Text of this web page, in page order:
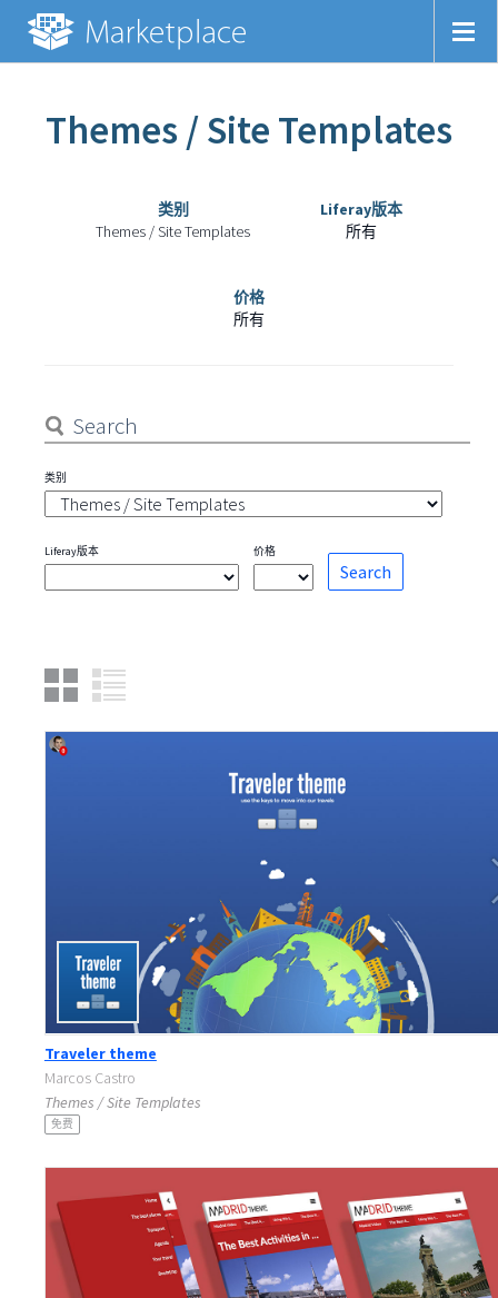
Themes / Site Templates
类别
Themes / Site Templates
Liferay版本
所有
价格
所有
类别
Liferay版本 价格
Traveler theme
Marcos Castro
Themes / Site Templates
免费